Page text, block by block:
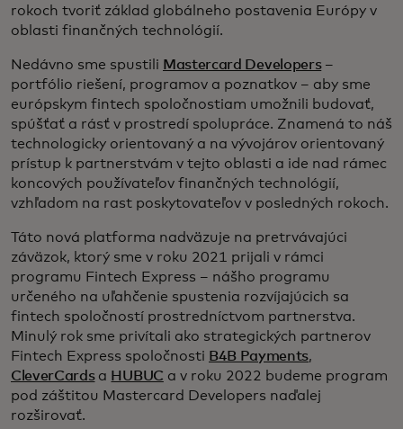
rokoch tvoriť základ globálneho postavenia Európy v
oblasti finančných technológií.
Nedávno sme spustili Mastercard Developers–
portfólio riešení, programov a poznatkov – aby sme
európskym fintech spoločnostiam umožnili budovať,
spúšťať a rásť v prostredí spolupráce. Znamená to náš
technologicky orientovaný a na vývojárov orientovaný
prístup k partnerstvám v tejto oblasti a ide nad rámec
koncových používateľov finančných technológií,
vzhľadom na rast poskytovateľov v posledných rokoch.
Táto nová platforma nadväzuje na pretrvávajúci
záväzok, ktorý sme v roku 2021 prijali v rámci
programu Fintech Express – nášho programu
určeného na uľahčenie spustenia rozvíjajúcich sa
fintech spoločností prostredníctvom partnerstva.
Minulý rok sme privítali ako strategických partnerov
Fintech Express spoločnosti B4B Payments,
CleverCardsa HUBUC a v roku 2022 budeme program
pod záštitou Mastercard Developers naďalej
rozširovať.